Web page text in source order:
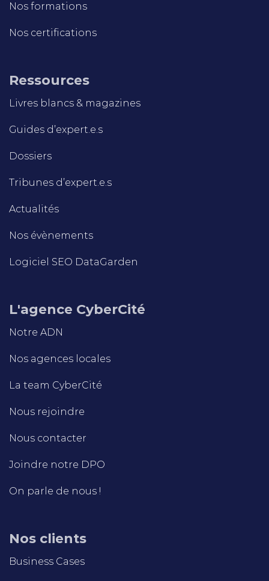
Nos formations
Nos certifications
Ressources
Livres blancs & magazines
Guides d’expert.e.s
Dossiers
Tribunes d’expert.e.s
Actualités
Nos évènements
Logiciel SEO DataGarden
L'agence CyberCité
Notre ADN
Nos agences locales
La team CyberCité
Nous rejoindre
Nous contacter
Joindre notre DPO
On parle de nous !
Nos clients
Business Cases